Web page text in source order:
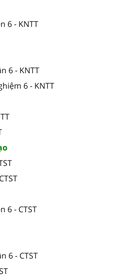
6 - KNTT
6 - KNTT
6 - KNTT
6 - CTST
6 - CTST